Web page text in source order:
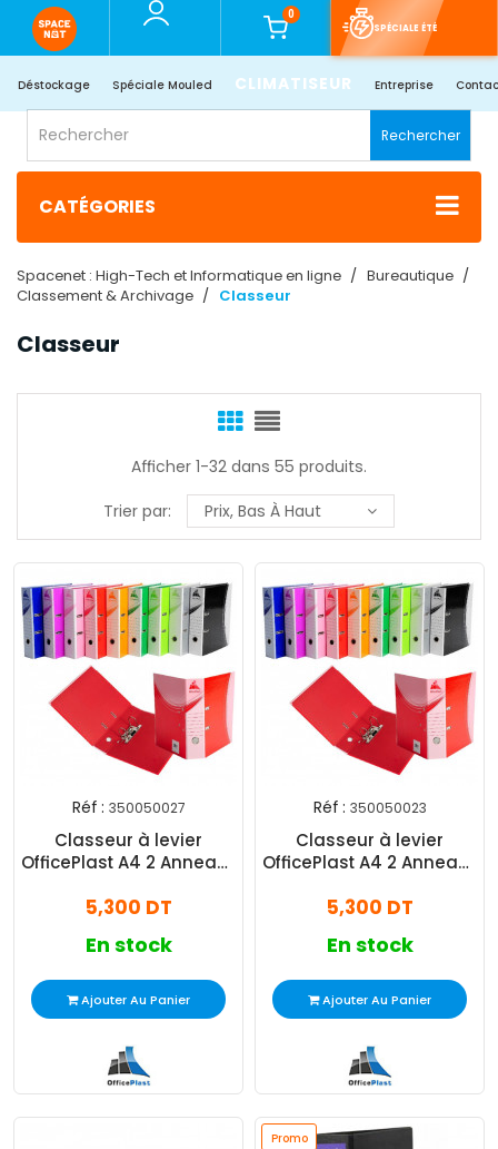
0
SPÉCIALE ÉTÉ
Déstockage Spéciale Mouled CLIMATISEUR Entreprise
Rechercher
CATÉGORIES
Spacenet : High-Tech et Informatique en ligne
Bureautique
Classement & Archivage
Classeur
Classeur
Afficher 1-32 dans 55 produits.
Trier par:
Prix, Bas À Haut
Réf : 350050027
Classeur à levier
OfficePlast A4 2 Anneaux
5,300 DT
En stock
Ajouter Au Panier
Réf : 350050023
Classeur à levier
OfficePlast A4 2 Anneaux
5,300 DT
En stock
Ajouter Au Panier
Promo